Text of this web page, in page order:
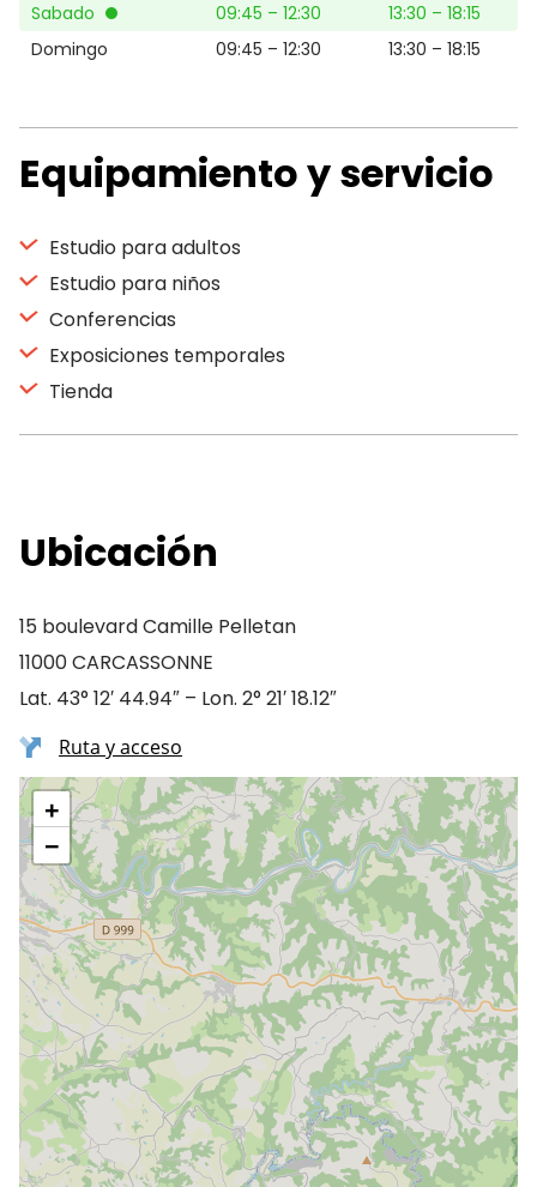
Sabado
09:45 – 12:30
13:30 – 18:15
Domingo
09:45 – 12:30 13:30 – 18:15
Equipamiento y servicio
Estudio para adultos
Estudio para niños
Conferencias
Exposiciones temporales
Tienda
Ubicación
15 boulevard Camille Pelletan
11000 CARCASSONNE
Lat. 43° 12′ 44.94″ – Lon. 2° 21′ 18.12″
Ruta y acceso
+
−